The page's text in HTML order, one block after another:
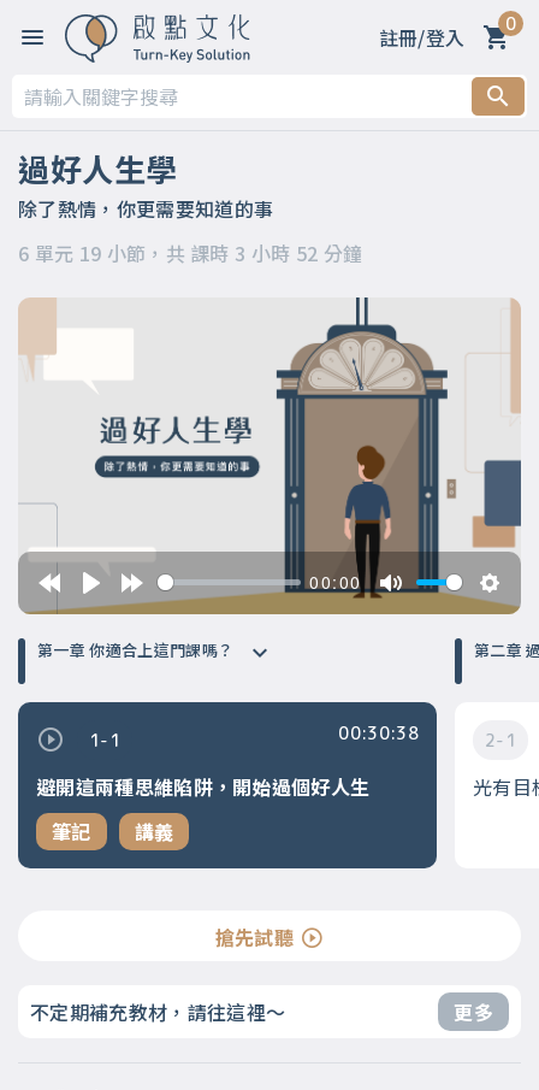
註冊/登入 0
過好人生學
除了熱情，你更需要知道的事
6 單元 19 小節，共 課時 3 小時 52 分鐘
00:00
第一章 你適合上這門課嗎？
第二章 過好人生四大能力Part1：「創造結果」的能力
第三章 過好人生四大能力Part2：「建立生態圈」的能力
第四章 過好人生四大能力Part3：「做決定」的能力
第六章 五個滿足～你的「人生羅盤」
第一章 你適合上這門課嗎？
1-1
避開這兩種思維陷阱，開始過個好人生
筆記
講義
00:30:38 2-1
光有目
搶先試聽
不定期補充教材，請往這裡～ 更多